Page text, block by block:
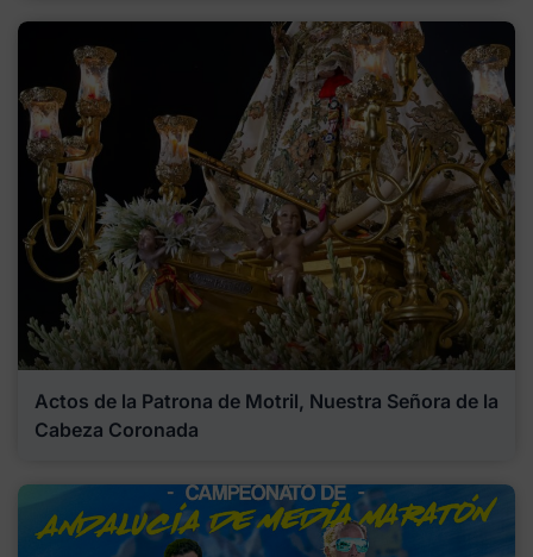
Actos de la Patrona de Motril, Nuestra Señora de la
Cabeza Coronada